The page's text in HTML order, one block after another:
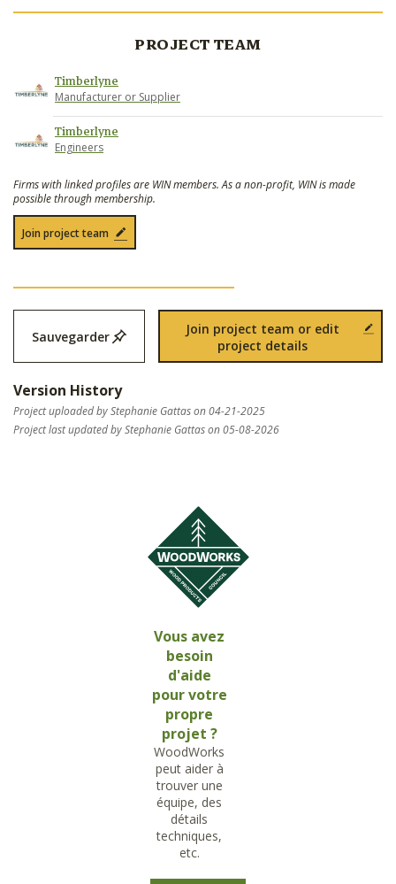
PROJECT TEAM
Timberlyne
Manufacturer or Supplier
Timberlyne
Engineers
Firms with linked profiles are WIN members. As a non-profit, WIN is made
possible through membership.
Join project team
Sauvegarder
Join project team or edit
project details
Version History
Project uploaded by Stephanie Gattas on 04-21-2025
Project last updated by Stephanie Gattas on 05-08-2026
Vous avez
besoin
d'aide
pour votre
propre
projet ?
WoodWorks
peut aider à
trouver une
équipe, des
détails
techniques,
etc.